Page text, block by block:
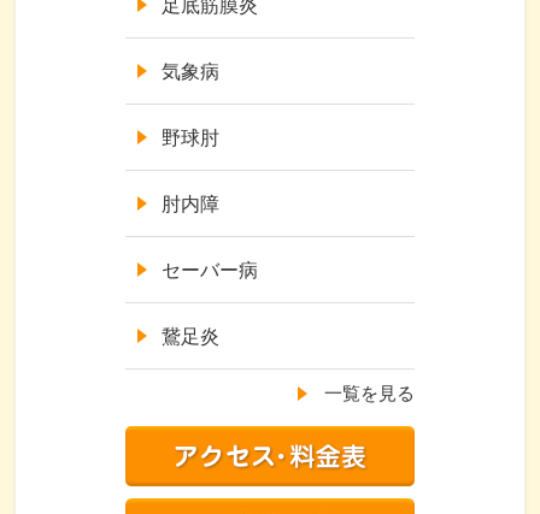
足底筋膜炎
気象病
野球肘
肘内障
セーバー病
鵞足炎
一覧を見る